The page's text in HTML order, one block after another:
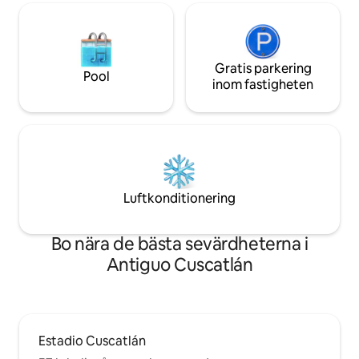
Pool
Gratis parkering
inom fastigheten
Luftkonditionering
Bo nära de bästa sevärdheterna i
Antiguo Cuscatlán
Estadio Cuscatlán